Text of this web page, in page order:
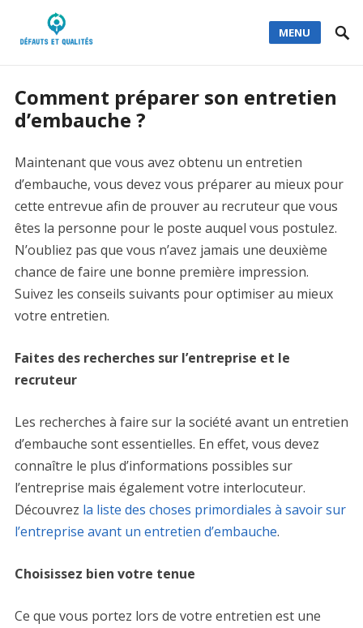
MENU
Comment préparer son entretien
d’embauche ?
Maintenant que vous avez obtenu un entretien
d’embauche, vous devez vous préparer au mieux pour
cette entrevue afin de prouver au recruteur que vous
êtes la personne pour le poste auquel vous postulez.
N’oubliez pas que vous n’avez jamais une deuxième
chance de faire une bonne première impression.
Suivez les conseils suivants pour optimiser au mieux
votre entretien.
Faites des recherches sur l’entreprise et le
recruteur
Les recherches à faire sur la société avant un entretien
d’embauche sont essentielles. En effet, vous devez
connaître le plus d’informations possibles sur
l’entreprise mais également votre interlocuteur.
Découvrez la liste des choses primordiales à savoir sur
l’entreprise avant un entretien d’embauche.
Choisissez bien votre tenue
Ce que vous portez lors de votre entretien est une